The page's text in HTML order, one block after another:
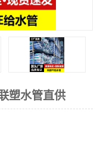
塑水管直供